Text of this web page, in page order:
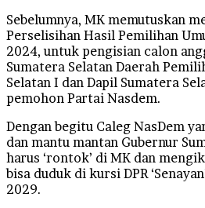
Sebelumnya, MK memutuskan
Perselisihan Hasil Pemilihan
2024, untuk pengisian calon
Sumatera Selatan Daerah
Selatan I dan Dapil Sumatera
pemohon Partai Nasdem.
Dengan begitu Caleg NasDem
dan mantu mantan Gubernur
harus ‘rontok’ di MK dan
bisa duduk di kursi DPR
2029.